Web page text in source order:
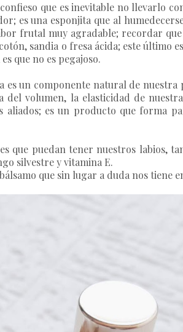
que es inevitable no llevarlo
es una esponjita que al
frutal muy agradable; recordar
sandia o fresa ácida; este último
que no es pegajoso.
un componente natural de nuestra
volumen, la elasticidad de
aliados; es un producto que forma
que puedan tener nuestros labios,
silvestre y vitamina E.
que sin lugar a duda nos tiene